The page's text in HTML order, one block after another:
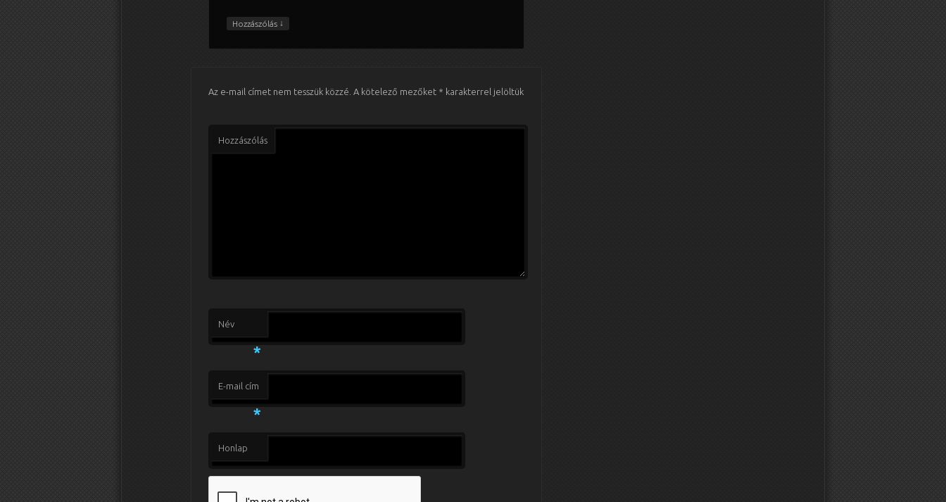
Hozzászólás ↓
Az e-mail címet nem tesszük közzé. A kötelező mezőket * karakterrel jelöltük
Hozzászólás
Név
*
E-mail cím
*
Honlap